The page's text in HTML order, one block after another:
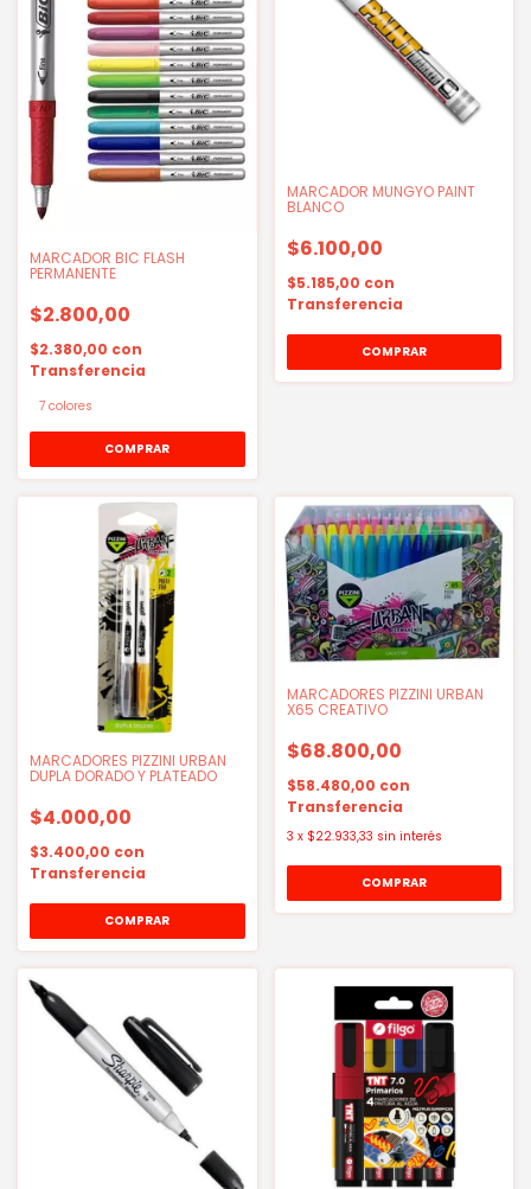
MARCADOR BIC FLASH
PERMANENTE
$2.800,00
$2.380,00 con
Transferencia
7 colores
COMPRAR
MARCADOR MUNGYO PAINT
BLANCO
$6.100,00
$5.185,00 con
Transferencia
MARCADORES PIZZINI URBAN
DUPLA DORADO Y PLATEADO
$4.000,00
$3.400,00 con
Transferencia
MARCADORES PIZZINI URBAN
X65 CREATIVO
$68.800,00
$58.480,00 con
Transferencia
3 x $22.933,33 sin interés